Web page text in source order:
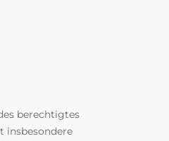
berechtigtes
insbesondere